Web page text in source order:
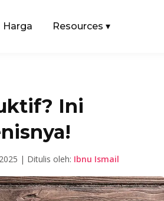
Harga Resources ▾
Ini
| Ditulis oleh: Ibnu Ismail